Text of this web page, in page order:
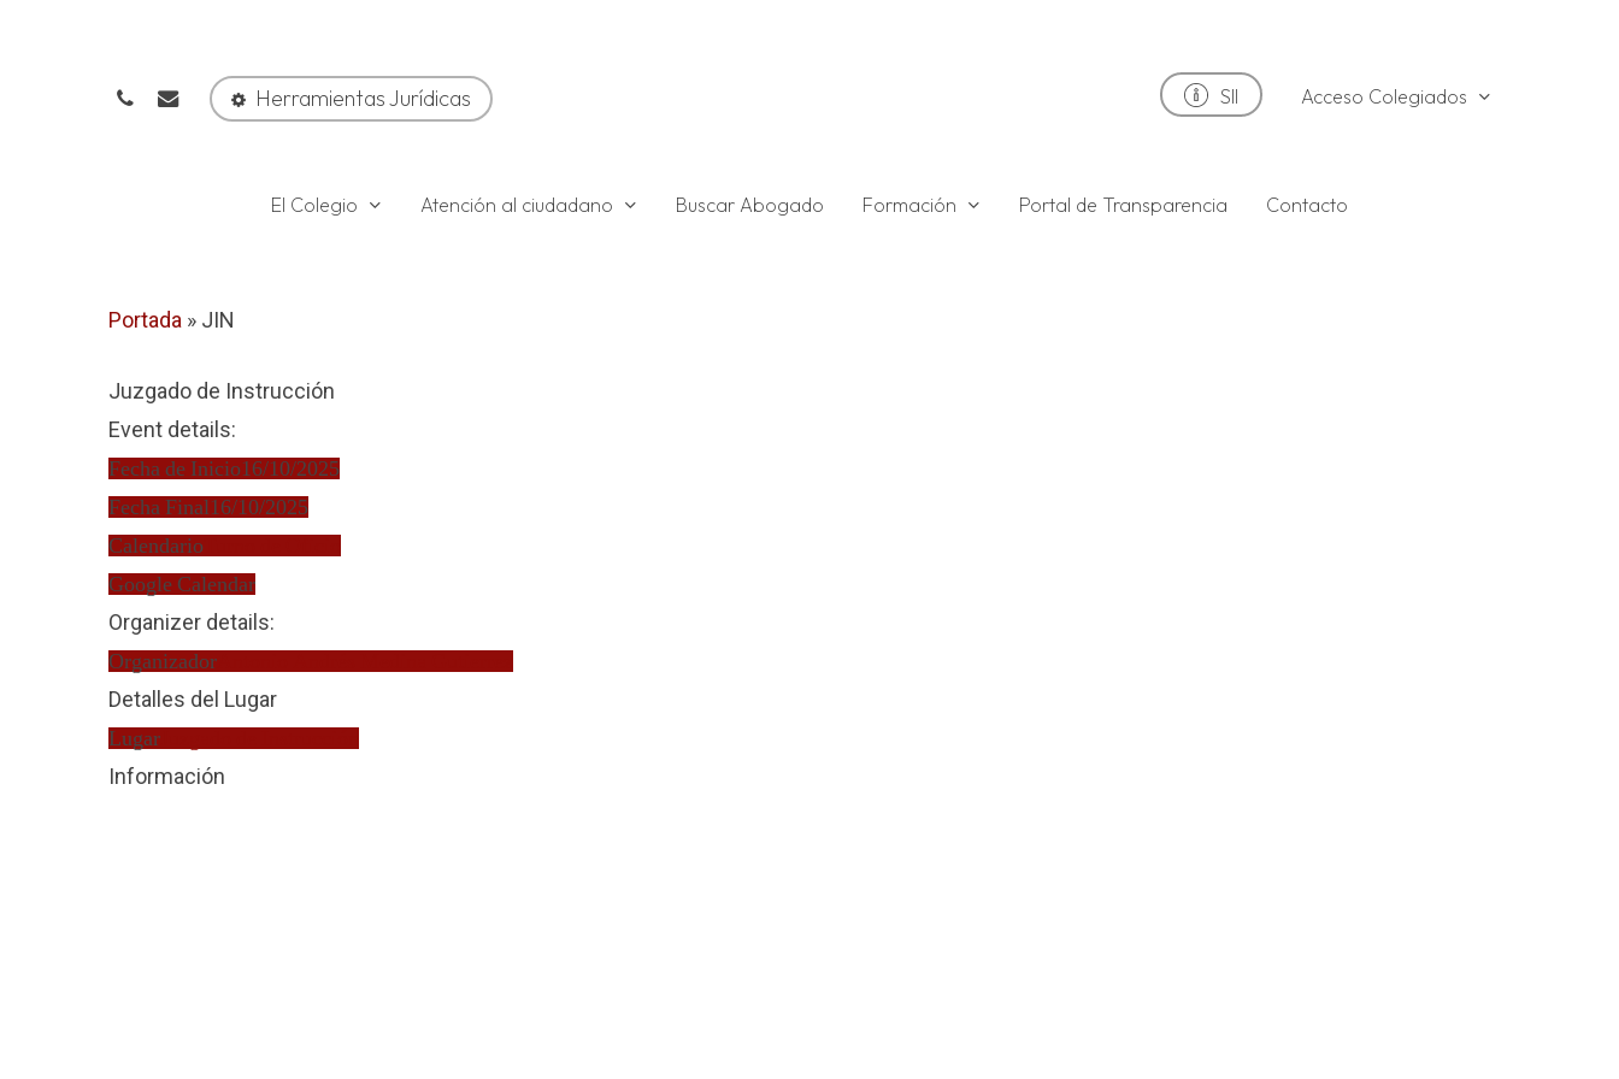
phoneemail Herramientas Jurídicas SII Acceso Colegiados
El Colegio Atención al ciudadano Buscar Abogado Formación Portal de Transparencia Contacto
Portada » JIN
Juzgado de Instrucción
Event details:
Fecha de Inicio16/10/2025
Fecha Final 16/10/2025
Calendario
Google Calendar
Organizer details:
Organizador
Detalles del Lugar
Lugar
Información